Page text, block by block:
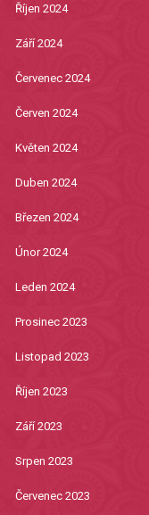
Říjen 2024
Září 2024
Červenec 2024
Červen 2024
Květen 2024
Duben 2024
Březen 2024
Únor 2024
Leden 2024
Prosinec 2023
Listopad 2023
Říjen 2023
Září 2023
Srpen 2023
Červenec 2023